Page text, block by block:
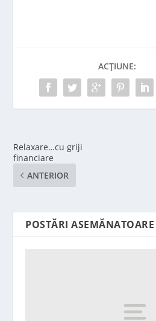
ACȚIUNE:
Relaxare…cu griji
financiare
ANTERIOR
POSTĂRI ASEMĂNATOARE